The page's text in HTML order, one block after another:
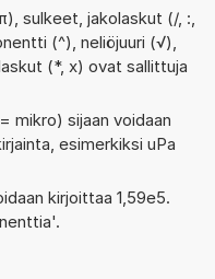
sulkeet, jakolaskut (/, :,
(^), neliöjuuri (√),
(*, x) ovat sallittuja
mikro) sijaan voidaan
esimerkiksi uPa
kirjoittaa 1,59e5.